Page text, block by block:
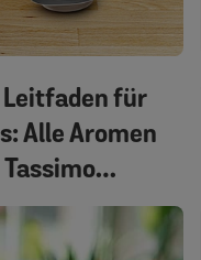
für
Alle Aromen